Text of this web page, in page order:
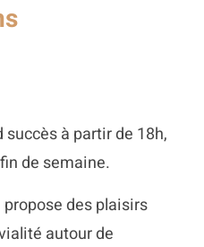
à partir de 18h,
de semaine.
propose des plaisirs
autour de